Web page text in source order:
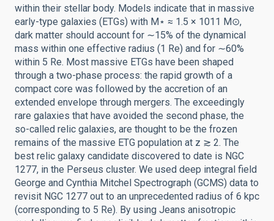
within their stellar body. Models indicate that in massive
early-type galaxies (ETGs) with M⋆ ≈ 1.5 × 1011 M⊙,
dark matter should account for ∼15% of the dynamical
mass within one effective radius (1 Re) and for ∼60%
within 5 Re. Most massive ETGs have been shaped
through a two-phase process: the rapid growth of a
compact core was followed by the accretion of an
extended envelope through mergers. The exceedingly
rare galaxies that have avoided the second phase, the
so-called relic galaxies, are thought to be the frozen
remains of the massive ETG population at z ≳ 2. The
best relic galaxy candidate discovered to date is NGC
1277, in the Perseus cluster. We used deep integral field
George and Cynthia Mitchel Spectrograph (GCMS) data to
revisit NGC 1277 out to an unprecedented radius of 6 kpc
(corresponding to 5 Re). By using Jeans anisotropic